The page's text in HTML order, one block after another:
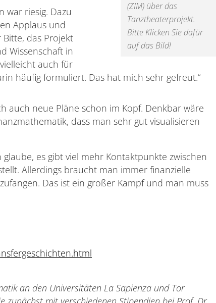
(ZIM) über das
Tanztheaterprojekt.
Bitte Klicken Sie dafür
auf das Bild!
war riesig. Dazu
Applaus und
das Projekt
Wissenschaft in
auch für
häufig formuliert. Das hat mich sehr gefreut.“
auch neue Pläne schon im Kopf. Denkbar wäre
dass man sehr gut visualisieren
es gibt viel mehr Kontaktpunkte zwischen
Allerdings braucht man immer finanzielle
Das ist ein großer Kampf und man muss
an den Universitäten La Sapienza und Tor